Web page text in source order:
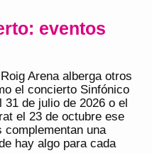
eventos
Arena alberga otros
el concierto Sinfónico
de julio de 2026 o el
el 23 de octubre ese
complementan una
hay algo para cada